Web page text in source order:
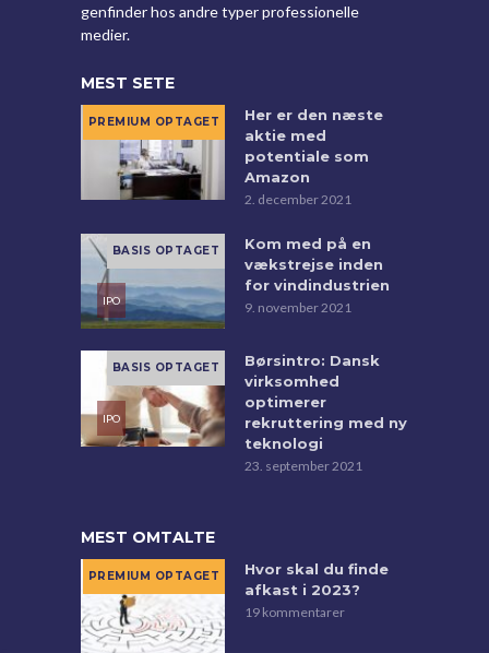
genfinder hos andre typer professionelle
medier.
MEST SETE
Her er den næste
aktie med
potentiale som
Amazon
2. december 2021
Kom med på en
vækstrejse inden
for vindindustrien
9. november 2021
Børsintro: Dansk
virksomhed
optimerer
rekruttering med ny
teknologi
23. september 2021
MEST OMTALTE
Hvor skal du finde
afkast i 2023?
19 kommentarer